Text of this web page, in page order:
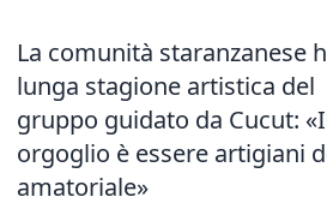
La comunità staranzanese
lunga stagione artistica del
gruppo guidato da Cucut:
orgoglio è essere artigiani
amatoriale»